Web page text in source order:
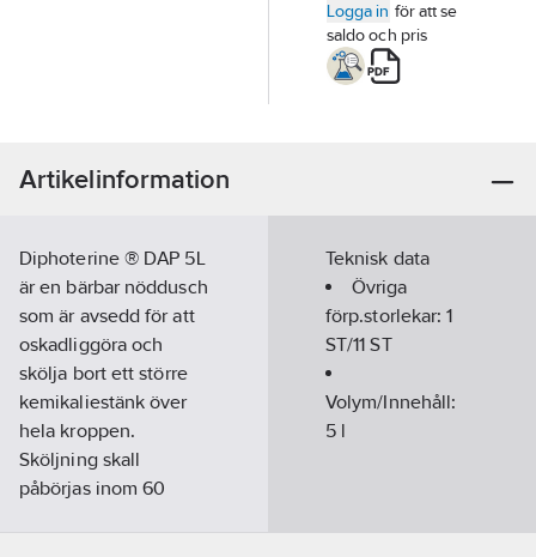
Logga in för att se
saldo och pris
Artikelinformation
Diphoterine ® DAP 5L
är en bärbar nöddusch
som är avsedd för att
oskadliggöra och
skölja bort ett större
kemikaliestänk över
hela kroppen.
Sköljning skall
påbörjas inom 60
Teknisk data
Övriga
förp.storlekar:1
ST/11 ST
Volym/Innehåll:
5 l